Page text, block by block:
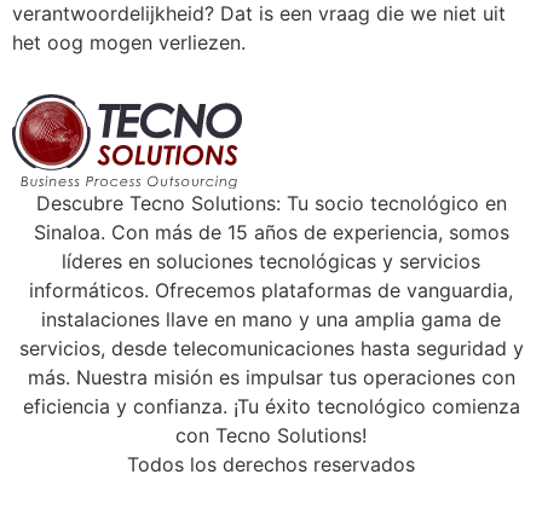
verantwoordelijkheid? Dat is een vraag die we niet uit
het oog mogen verliezen.
Descubre Tecno Solutions: Tu socio tecnológico en
Sinaloa. Con más de 15 años de experiencia, somos
líderes en soluciones tecnológicas y servicios
informáticos. Ofrecemos plataformas de vanguardia,
instalaciones llave en mano y una amplia gama de
servicios, desde telecomunicaciones hasta seguridad y
más. Nuestra misión es impulsar tus operaciones con
eficiencia y confianza. ¡Tu éxito tecnológico comienza
con Tecno Solutions!
Todos los derechos reservados